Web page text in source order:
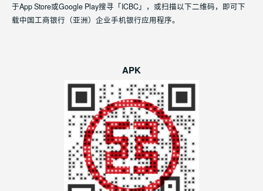
于App Store或Google Play搜寻「ICBC」，或扫描以下二维码，即可下
载中国工商银行（亚洲）企业手机银行应用程序。
APK